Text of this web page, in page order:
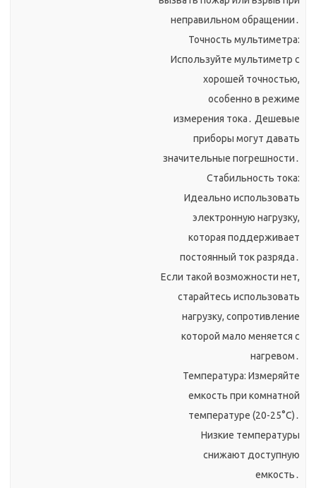
неправильном обращении․
Точность мультиметра:
Используйте мультиметр с
хорошей точностью,
особенно в режиме
измерения тока․ Дешевые
приборы могут давать
значительные погрешности․
Стабильность тока:
Идеально использовать
электронную нагрузку,
которая поддерживает
постоянный ток разряда․
Если такой возможности нет,
старайтесь использовать
нагрузку, сопротивление
которой мало меняется с
нагревом․
Температура: Измеряйте
емкость при комнатной
температуре (20-25°C)․
Низкие температуры
снижают доступную
емкость․